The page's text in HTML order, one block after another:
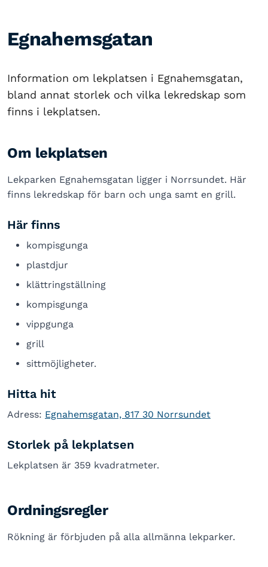
Egnahemsgatan
Information om lekplatsen i Egnahemsgatan,
bland annat storlek och vilka lekredskap som
finns i lekplatsen.
Om lekplatsen
Lekparken Egnahemsgatan ligger i Norrsundet. Här
finns lekredskap för barn och unga samt en grill.
Här finns
kompisgunga
plastdjur
klättringställning
kompisgunga
vippgunga
grill
sittmöjligheter.
Hitta hit
Adress: Egnahemsgatan, 817 30 Norrsundet
Storlek på lekplatsen
Lekplatsen är 359 kvadratmeter.
Ordningsregler
Rökning är förbjuden på alla allmänna lekparker.